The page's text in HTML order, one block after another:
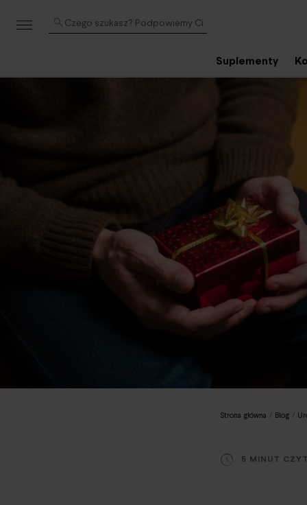
Czego szukasz? Podpowiemy Ci
Suplementy
Strona główna / Blog /
5 MINUT